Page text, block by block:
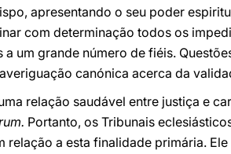
apresentando o seu poder
com determinação todos os
a um grande número de fiéis.
canónica acerca da
relação saudável entre justiça e
Portanto, os Tribunais
relação a esta finalidade primária.